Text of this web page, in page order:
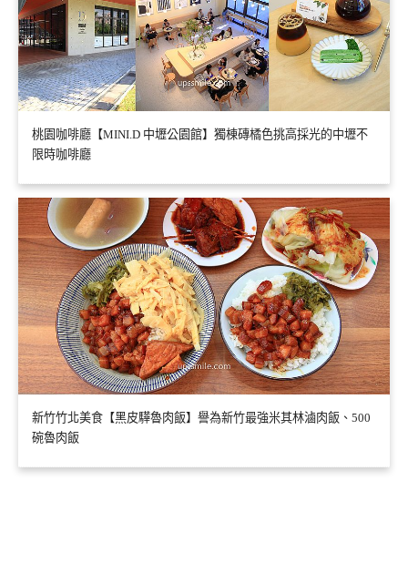
桃園咖啡廳【MINI.D 中壢公園館】獨棟磚橘色挑高採光的中壢不
限時咖啡廳
新竹竹北美食【黑皮驊魯肉飯】譽為新竹最強米其林滷肉飯、500
碗魯肉飯